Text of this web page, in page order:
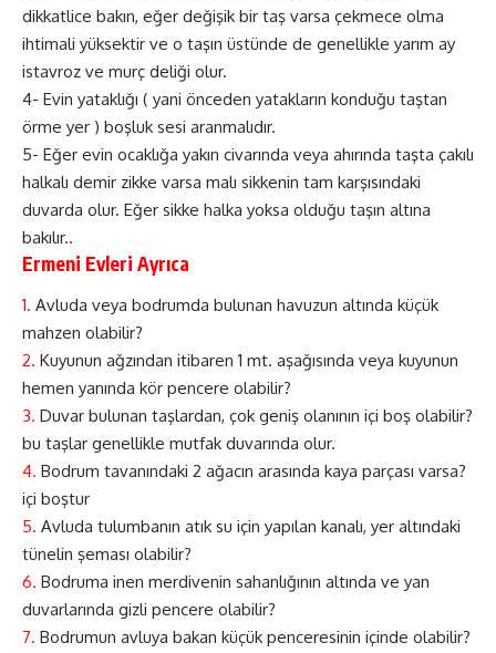
dikkatlice bakın, eğer değişik bir taş varsa çekmece olma
ihtimali yüksektir ve o taşın üstünde de genellikle yarım ay
istavroz ve murç deliği olur.
4- Evin yataklığı ( yani önceden yatakların konduğu taştan
örme yer ) boşluk sesi aranmalıdır.
5- Eğer evin ocaklığa yakın civarında veya ahırında taşta çakılı
halkalı demir zikke varsa malı sikkenin tam karşısındaki
duvarda olur. Eğer sikke halka yoksa olduğu taşın altına
bakılır..
Ermeni Evleri Ayrıca
1. Avluda veya bodrumda bulunan havuzun altında küçük
mahzen olabilir?
2. Kuyunun ağzından itibaren 1 mt. aşağısında veya kuyunun
hemen yanında kör pencere olabilir?
3. Duvar bulunan taşlardan, çok geniş olanının içi boş olabilir?
bu taşlar genellikle mutfak duvarında olur.
4. Bodrum tavanındaki 2 ağacın arasında kaya parçası varsa?
içi boştur
5. Avluda tulumbanın atık su için yapılan kanalı, yer altındaki
tünelin şeması olabilir?
6. Bodruma inen merdivenin sahanlığının altında ve yan
duvarlarında gizli pencere olabilir?
7. Bodrumun avluya bakan küçük penceresinin içinde olabilir?